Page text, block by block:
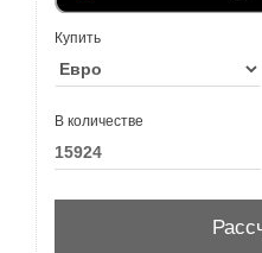
Купить
В количестве